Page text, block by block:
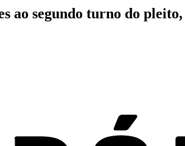
ao segundo turno do